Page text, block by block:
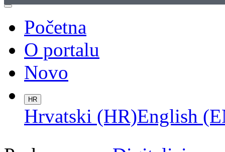
Početna
O portalu
Novo
HR
Hrvatski (HR)English